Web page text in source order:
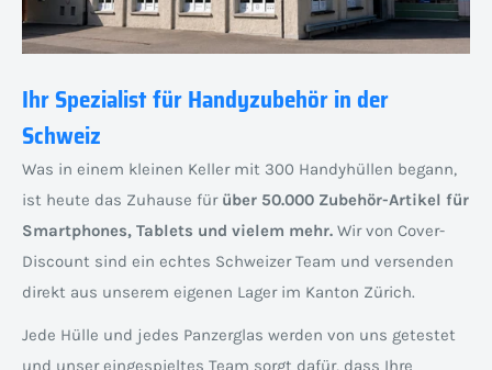
Ihr Spezialist für Handyzubehör in der
Schweiz
Was in einem kleinen Keller mit 300 Handyhüllen begann,
ist heute das Zuhause für über 50.000 Zubehör-Artikel für
Smartphones, Tablets und vielem mehr. Wir von Cover-
Discount sind ein echtes Schweizer Team und versenden
direkt aus unserem eigenen Lager im Kanton Zürich.
Jede Hülle und jedes Panzerglas werden von uns getestet
und unser eingespieltes Team sorgt dafür, dass Ihre